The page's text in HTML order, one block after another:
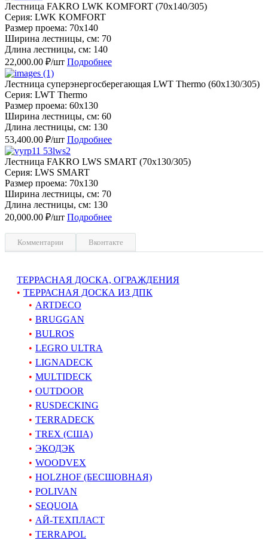
Лестница FAKRO LWK KOMFORT (70х140/305)
Серия: LWK KOMFORT
Размер проема: 70x140
Ширина лестницы, см: 70
Длина лестницы, см: 140
22,000.00 ₽/шт Подробнее
Лестница суперэнергосберегающая LWT Thermo (60х130/305)
Серия: LWT Thermo
Размер проема: 60x130
Ширина лестницы, см: 60
Длина лестницы, см: 130
53,400.00 ₽/шт Подробнее
Лестница FAKRO LWS SMART (70х130/305)
Серия: LWS SMART
Размер проема: 70x130
Ширина лестницы, см: 70
Длина лестницы, см: 130
20,000.00 ₽/шт Подробнее
Комментарии Вконтакте
ТЕРРАСНАЯ ДОСКА, ОГРАЖДЕНИЯ
ТЕРРАСНАЯ ДОСКА ИЗ ДПК
ARTDECO
BRUGGAN
BULROS
LEGRO ULTRA
LIGNADECK
MULTIDECK
OUTDOOR
RUSDECKING
TERRADECK
TREX (США)
ЭКОДЭК
WOODVEX
HOLZHOF (БЕСШОВНАЯ)
POLIVAN
SEQUOIA
АЙ-ТЕХПЛАСТ
TERRAPOL